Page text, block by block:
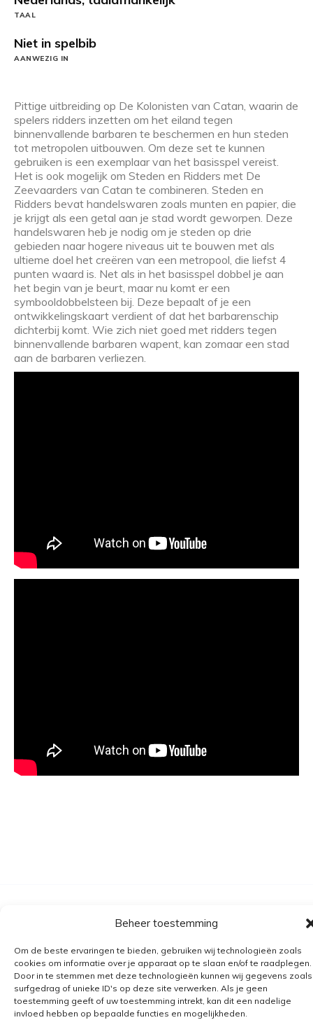
Beheer toestemming
Om de beste ervaringen te bieden, gebruiken wij technologieën zoals
cookies om informatie over je apparaat op te slaan en/of te raadplegen.
Door in te stemmen met deze technologieën kunnen wij gegevens zoals
surfgedrag of unieke ID's op deze site verwerken. Als je geen
toestemming geeft of uw toestemming intrekt, kan dit een nadelige
invloed hebben op bepaalde functies en mogelijkheden.
TAAL
Niet in spelbib
AANWEZIG IN
Pittige uitbreiding op De Kolonisten van Catan, waarin de
spelers ridders inzetten om het eiland tegen
binnenvallende barbaren te beschermen en hun steden
tot metropolen uitbouwen. Om deze set te kunnen
gebruiken is een exemplaar van het basisspel vereist.
Het is ook mogelijk om Steden en Ridders met De
Zeevaarders van Catan te combineren. Steden en
Ridders bevat handelswaren zoals munten en papier, die
je krijgt als een getal aan je stad wordt geworpen. Deze
handelswaren heb je nodig om je steden op drie
gebieden naar hogere niveaus uit te bouwen met als
ultieme doel het creëren van een metropool, die liefst 4
punten waard is. Net als in het basisspel dobbel je aan
het begin van je beurt, maar nu komt er een
symbooldobbelsteen bij. Deze bepaalt of je een
ontwikkelingskaart verdient of dat het barbarenschip
dichterbij komt. Wie zich niet goed met ridders tegen
binnenvallende barbaren wapent, kan zomaar een stad
aan de barbaren verliezen.
Retourbeleid
BE 0682.845.059